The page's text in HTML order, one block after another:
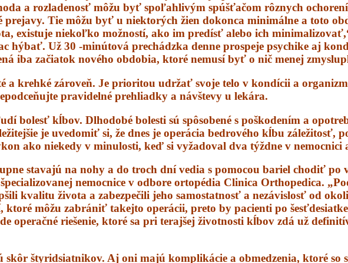
a rozladenosť môžu byť spoľahlivým spúšťačom rôznych
prejavy. Tie môžu byť u niektorých žien dokonca minimálne a toto
existuje niekoľko možností, ako im predísť alebo ich
hýbať. Už 30 -minútová prechádzka denne prospeje psychike aj
iba začiatok nového obdobia, ktoré nemusí byť o nič menej
a krehké zároveň. Je prioritou udržať svoje telo v kondícii a
pravidelné prehliadky a návštevy u lekára.
bolesť kĺbov. Dlhodobé bolesti sú spôsobené s poškodením a
je uvedomiť si, že dnes je operácia bedrového kĺbu záležitosť,
ako niekedy v minulosti, keď si vyžadoval dva týždne v nemocnici
stavajú na nohy a do troch dní vedia s pomocou bariel chodiť po
nemocnice v odbore ortopédia Clinica Orthopedica.
kvalitu života a zabezpečili jeho samostatnosť a nezávislosť od
môžu zabrániť takejto operácii, preto by pacienti po
operačné riešenie, ktoré sa pri terajšej životnosti kĺbov zdá už
štyridsiatnikov. Aj oni majú komplikácie a obmedzenia, ktoré so